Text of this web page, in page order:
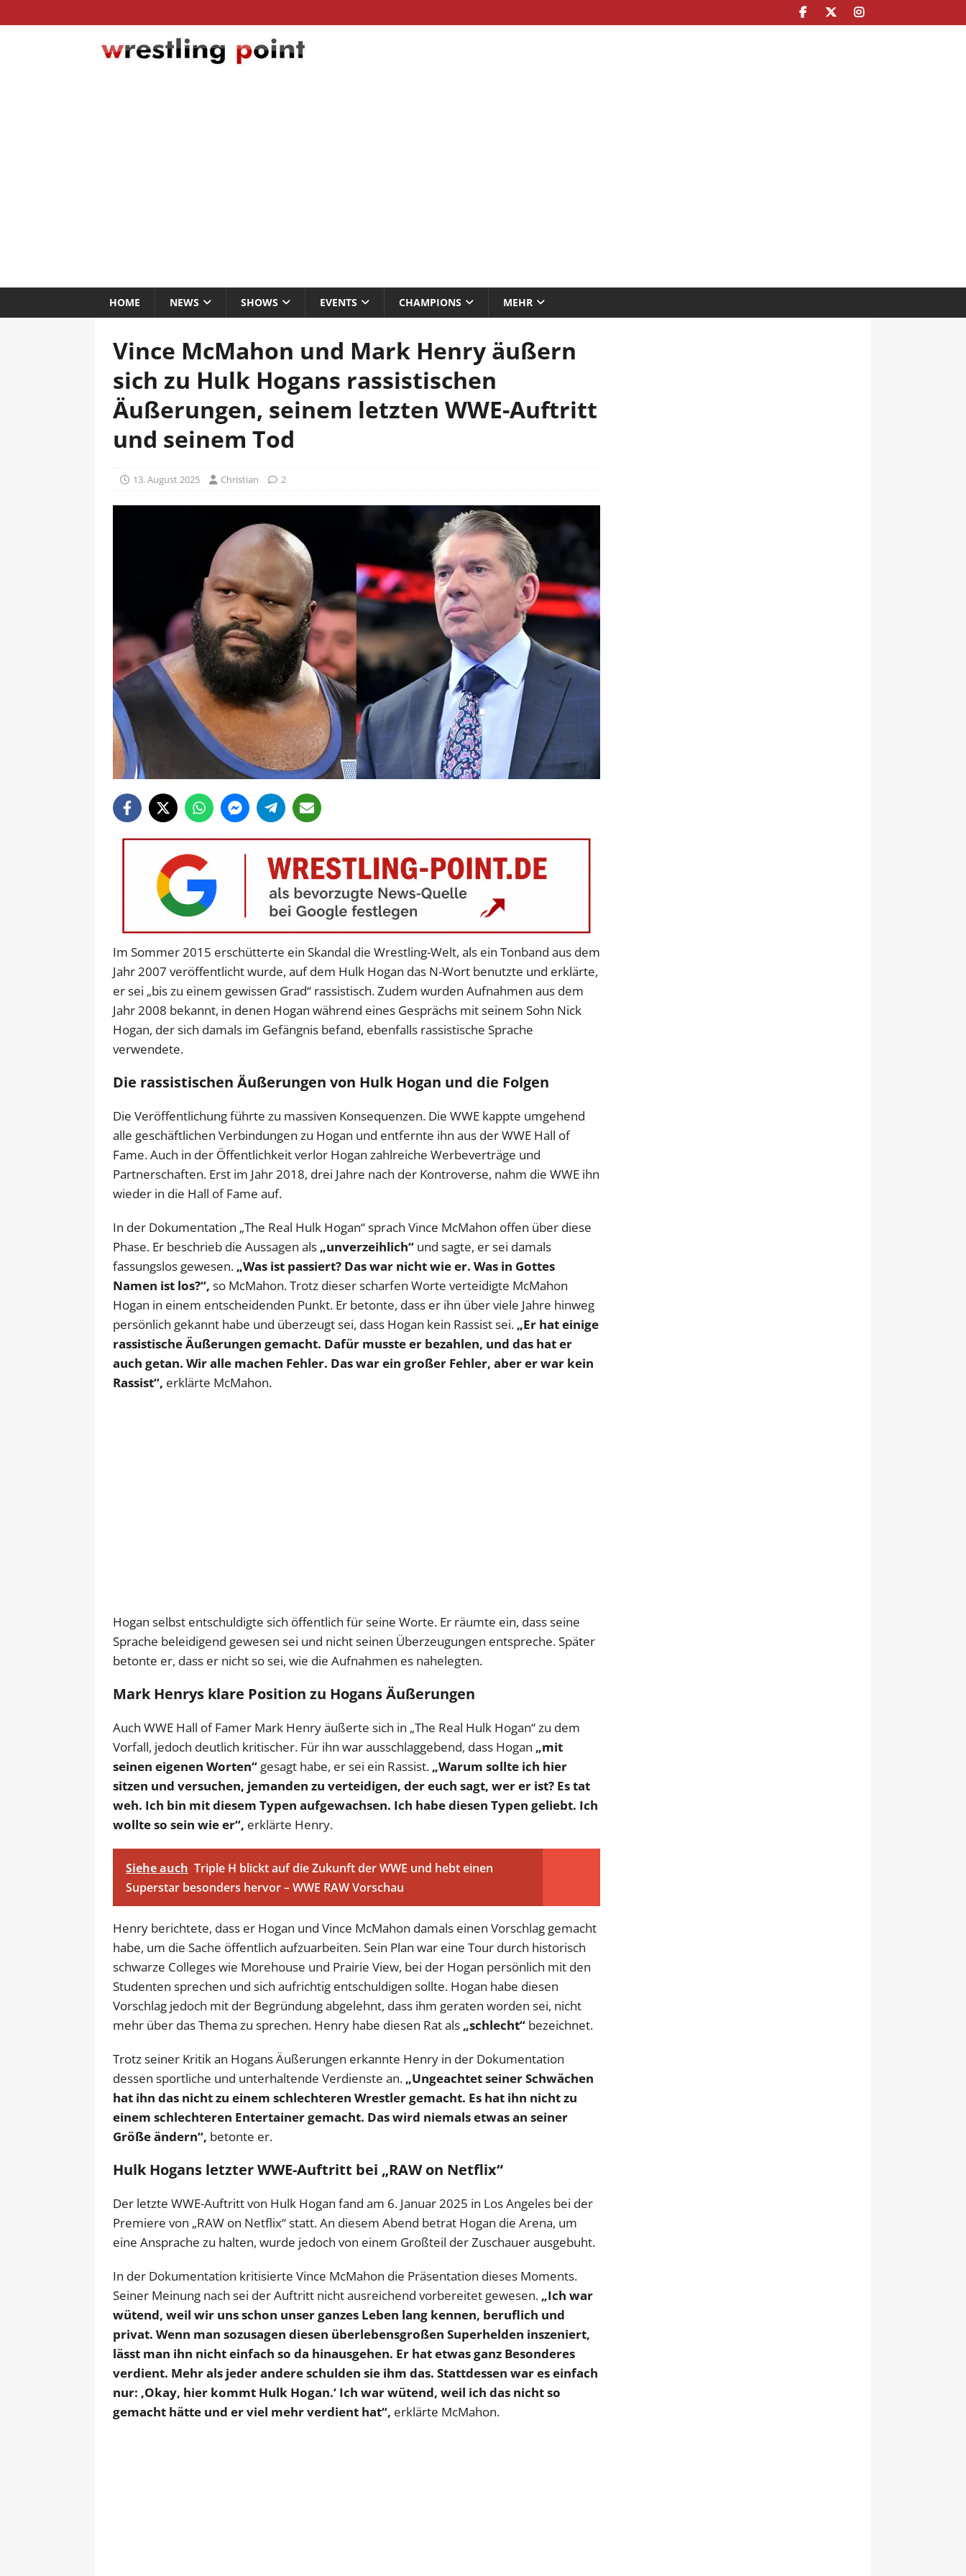
HOME NEWS SHOWS EVENTS CHAMPIONS MEHR
Vince McMahon und Mark Henry äußern
sich zu Hulk Hogans rassistischen
Äußerungen, seinem letzten WWE-Auftritt
und seinem Tod
13. August 2025 Christian 2
Im Sommer 2015 erschütterte ein Skandal die Wrestling-Welt, als ein Tonband aus dem
Jahr 2007 veröffentlicht wurde, auf dem Hulk Hogan das N-Wort benutzte und erklärte,
er sei „bis zu einem gewissen Grad“ rassistisch. Zudem wurden Aufnahmen aus dem
Jahr 2008 bekannt, in denen Hogan während eines Gesprächs mit seinem Sohn Nick
Hogan, der sich damals im Gefängnis befand, ebenfalls rassistische Sprache
verwendete.
Die rassistischen Äußerungen von Hulk Hogan und die Folgen
Die Veröffentlichung führte zu massiven Konsequenzen. Die WWE kappte umgehend
alle geschäftlichen Verbindungen zu Hogan und entfernte ihn aus der WWE Hall of
Fame. Auch in der Öffentlichkeit verlor Hogan zahlreiche Werbeverträge und
Partnerschaften. Erst im Jahr 2018, drei Jahre nach der Kontroverse, nahm die WWE ihn
wieder in die Hall of Fame auf.
In der Dokumentation „The Real Hulk Hogan“ sprach Vince McMahon offen über diese
Phase. Er beschrieb die Aussagen als „unverzeihlich“ und sagte, er sei damals
fassungslos gewesen. „Was ist passiert? Das war nicht wie er. Was in Gottes
Namen ist los?“, so McMahon. Trotz dieser scharfen Worte verteidigte McMahon
Hogan in einem entscheidenden Punkt. Er betonte, dass er ihn über viele Jahre hinweg
persönlich gekannt habe und überzeugt sei, dass Hogan kein Rassist sei. „Er hat einige
rassistische Äußerungen gemacht. Dafür musste er bezahlen, und das hat er
auch getan. Wir alle machen Fehler. Das war ein großer Fehler, aber er war kein
Rassist“, erklärte McMahon.
Hogan selbst entschuldigte sich öffentlich für seine Worte. Er räumte ein, dass seine
Sprache beleidigend gewesen sei und nicht seinen Überzeugungen entspreche. Später
betonte er, dass er nicht so sei, wie die Aufnahmen es nahelegten.
Mark Henrys klare Position zu Hogans Äußerungen
Auch WWE Hall of Famer Mark Henry äußerte sich in „The Real Hulk Hogan“ zu dem
Vorfall, jedoch deutlich kritischer. Für ihn war ausschlaggebend, dass Hogan „mit
seinen eigenen Worten“ gesagt habe, er sei ein Rassist. „Warum sollte ich hier
sitzen und versuchen, jemanden zu verteidigen, der euch sagt, wer er ist? Es tat
weh. Ich bin mit diesem Typen aufgewachsen. Ich habe diesen Typen geliebt. Ich
wollte so sein wie er“, erklärte Henry.
Siehe auch Triple H blickt auf die Zukunft der WWE und hebt einen
Superstar besonders hervor – WWE RAW Vorschau
Henry berichtete, dass er Hogan und Vince McMahon damals einen Vorschlag gemacht
habe, um die Sache öffentlich aufzuarbeiten. Sein Plan war eine Tour durch historisch
schwarze Colleges wie Morehouse und Prairie View, bei der Hogan persönlich mit den
Studenten sprechen und sich aufrichtig entschuldigen sollte. Hogan habe diesen
Vorschlag jedoch mit der Begründung abgelehnt, dass ihm geraten worden sei, nicht
mehr über das Thema zu sprechen. Henry habe diesen Rat als „schlecht“ bezeichnet.
Trotz seiner Kritik an Hogans Äußerungen erkannte Henry in der Dokumentation
dessen sportliche und unterhaltende Verdienste an. „Ungeachtet seiner Schwächen
hat ihn das nicht zu einem schlechteren Wrestler gemacht. Es hat ihn nicht zu
einem schlechteren Entertainer gemacht. Das wird niemals etwas an seiner
Größe ändern“, betonte er.
Hulk Hogans letzter WWE-Auftritt bei „RAW on Netflix“
Der letzte WWE-Auftritt von Hulk Hogan fand am 6. Januar 2025 in Los Angeles bei der
Premiere von „RAW on Netflix“ statt. An diesem Abend betrat Hogan die Arena, um
eine Ansprache zu halten, wurde jedoch von einem Großteil der Zuschauer ausgebuht.
In der Dokumentation kritisierte Vince McMahon die Präsentation dieses Moments.
Seiner Meinung nach sei der Auftritt nicht ausreichend vorbereitet gewesen. „Ich war
wütend, weil wir uns schon unser ganzes Leben lang kennen, beruflich und
privat. Wenn man sozusagen diesen überlebensgroßen Superhelden inszeniert,
lässt man ihn nicht einfach so da hinausgehen. Er hat etwas ganz Besonderes
verdient. Mehr als jeder andere schulden sie ihm das. Stattdessen war es einfach
nur: ‚Okay, hier kommt Hulk Hogan.‘ Ich war wütend, weil ich das nicht so
gemacht hätte und er viel mehr verdient hat“, erklärte McMahon.